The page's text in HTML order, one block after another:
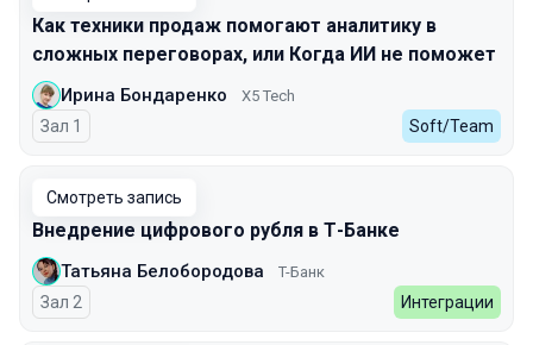
Как техники продаж помогают аналитику в
сложных переговорах, или Когда ИИ не поможет
Ирина Бондаренко X5 Tech
Зал 1 Soft/Team
Смотреть запись
Внедрение цифрового рубля в Т-Банке
Татьяна Белобородова T-Банк
Зал 2 Интеграции